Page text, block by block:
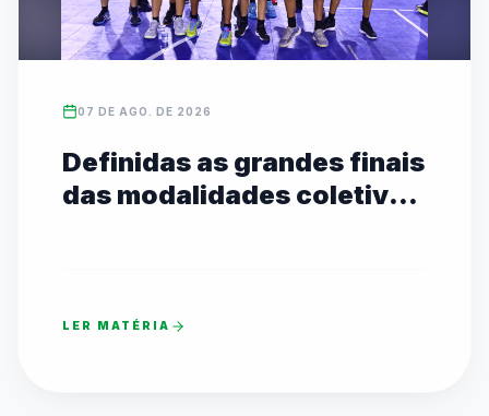
07 DE AGO. DE 2026
Definidas as grandes finais
das modalidades coletivas
LER MATÉRIA